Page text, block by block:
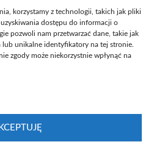
korzystamy z technologii, takich jak pliki
dostępu do informacji o
pozwoli nam przetwarzać dane, takie jak
lub unikalne identyfikatory na tej stronie.
zgody może niekorzystnie wpłynąć na
osiągnięciach naukowych.